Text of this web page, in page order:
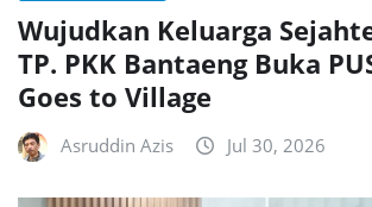
Wujudkan Keluarga
TP. PKK Bantaeng Buka
Goes to Village
Asruddin Azis Jul 30, 2026